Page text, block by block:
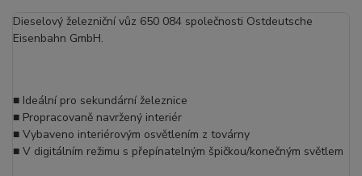
Dieselový železniční vůz 650 084 společnosti Ostdeutsche
Eisenbahn GmbH.
■ Ideální pro sekundární železnice
■ Propracovaně navržený interiér
■ Vybaveno interiérovým osvětlením z továrny
■ V digitálním režimu s přepínatelným špičkou/konečným světlem